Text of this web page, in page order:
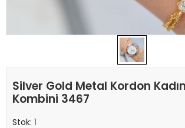
Silver Gold Metal Kordon
Kombini 3467
Stok: 1